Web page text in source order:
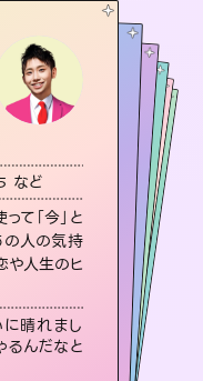
など
て「今」と
の人の気持
や人生のヒ
晴れまし
るんだなと
など
選択肢があり
っているあな
、その未来を
ます。
、本心など
くり。対策が
40代）
リ人の未来 など
方、同性愛や片
問題まで知りた
っていることを
して導きます。
てくれる所や濁
、毎回自分の気
30代 男性）
ディング
ゴリ
持ち、復縁 など
す。厳しい結果にも具体的な対策をお伝えします。
聞いて鑑定して
ちが楽になりまし
リーディング
テゴリ
気持ち、復縁 など
て
でも特に「曖昧な関
しており、友達以上
との今後や本音を丁
就へと導きます。
ドバイス通りに行
きました。ありが
40代 女性）
タロット
リーディング
カテゴリ
未来、年の差 など
いて成就などの報告実績
として2万超の施術経
できる鑑定で、より良
します。
でした。しかもこち
いのに視えていらっ
す（30代女性）